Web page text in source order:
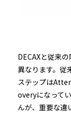
DECAXと従来
異なります。従
ステップは
overyになって
んが、重要な違